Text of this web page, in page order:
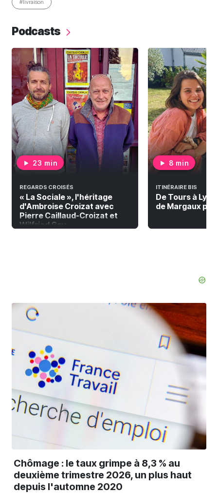
#livraison
Podcasts
23 min
REGARDS CROISÉS
« La Sociale », l'héritage
d'Ambroise Croizat avec
Pierre Caillaud-Croizat et
Wilfried Gay
8 min
ITINÉRAIRE BIS
De Tours à
de Margaux
Chômage : le taux grimpe à 8,3 % au
deuxième trimestre 2026, un plus haut
depuis l'automne 2020